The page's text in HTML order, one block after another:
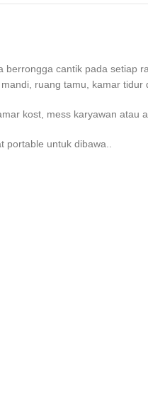
cantik pada setiap
ruang tamu, kamar tidur
kost, mess karyawan atau
untuk dibawa..